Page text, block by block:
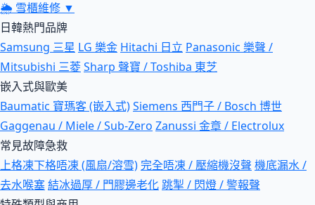
🌦 雪櫃維修 ▼
日韓熱門品牌
Samsung 三星 LG 樂金 Hitachi 日立 Panasonic 樂聲 /
Mitsubishi 三菱Sharp 聲寶 / Toshiba 東芝
嵌入式與歐美
Baumatic 寶瑪客 (嵌入式)Siemens 西門子 / Bosch 博世
Gaggenau / Miele / Sub-Zero Zanussi 金章 / Electrolux
常見故障急救
上格凍下格唔凍 (風扇/溶雪)完全唔凍 / 壓縮機沒聲 機底漏水 /
去水喉塞結冰過厚 / 門膠邊老化跳掣 / 閃燈 / 警報聲